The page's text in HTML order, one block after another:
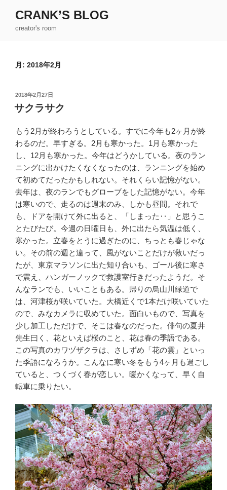
CRANK’S BLOG
creator's room
月: 2018年2月
投
稿
日:
2018年2月27日
サクラサク
もう2月が終わろうとしている。すでに今年も2ヶ月が終
わるのだ。早すぎる。2月も寒かった。1月も寒かった
し、12月も寒かった。今年はどうかしている。夜のラン
ニングに出かけたくなくなったのは、ランニングを始め
て初めてだったかもしれない。それくらい記憶がない。
去年は、夜のランでもグローブをした記憶がない。今年
は寒いので、走るのは週末のみ、しかも昼間。それで
も、ドアを開けて外に出ると、「しまった‥」と思うこ
とたびたび。今週の日曜日も、外に出たら気温は低く、
寒かった。立春をとうに過ぎたのに、ちっとも春じゃな
い。その前の週と違って、風がないことだけが救いだっ
たが、東京マラソンに出た知り合いも、ゴール後に寒さ
で震え、ハンガーノックで救護室行きだったようだ。そ
んなランでも、いいこともある。帰りの烏山川緑道で
は、河津桜が咲いていた。大橋近くで1本だけ咲いていた
ので、みなカメラに収めていた。面白いもので、写真を
少し加工しただけで、そこは春なのだった。俳句の夏井
先生曰く、花といえば桜のこと、花は春の季語である。
この写真のカワヅザクラは、さしずめ「花の雲」といっ
た季語になろうか。こんなに寒い冬をもう4ヶ月も過ごし
ていると、つくづく春が恋しい。暖かくなって、早く自
転車に乗りたい。